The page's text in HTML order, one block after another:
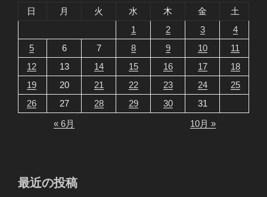
日
月 火 水 木 金
土
1
2 3
4
5
6 7 8 9 10
11
12
13 14 15 16 17
18
19
20 21 22 23 24
25
26
27 28 29 30
31
« 6月
10月 »
最近の投稿